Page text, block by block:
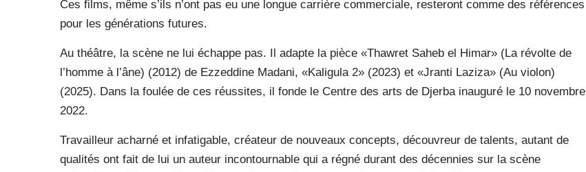
Ces films, même s’ils n’ont pas eu une longue carrière commerciale, resteront comme des références
pour les générations futures.
Au théâtre, la scène ne lui échappe pas. Il adapte la pièce «Thawret Saheb el Himar» (La révolte de
l’homme à l’âne) (2012) de Ezzeddine Madani, «Kaligula 2» (2023) et «Jranti Laziza» (Au violon)
(2025). Dans la foulée de ces réussites, il fonde le Centre des arts de Djerba inauguré le 10 novembre
2022.
Travailleur acharné et infatigable, créateur de nouveaux concepts, découvreur de talents, autant de
qualités ont fait de lui un auteur incontournable qui a régné durant des décennies sur la scène